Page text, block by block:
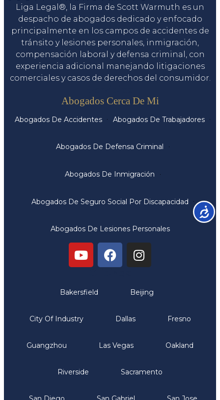
Liga Legal®, la Firma de Scott Warmuth es un
despacho de abogados dedicado y enfocado
principalmente en los campos de accidentes de
tránsito y lesiones personales, inmigración,
compensación laboral y defensa criminal, con
experiencia adicional manejando litigaciones
comerciales y casos de derechos del consumidor.
Abogados Cerca De Mi
Abogados De Accidentes Abogados De Trabajadores
Abogados De Defensa Criminal
Abogados De Inmigración
Abogados De Seguro Social Por Discapacidad
Abogados De Lesiones Personales
Bakersfield Beijing
City Of Industry Dallas Fresno
Guangzhou Las Vegas Oakland
Riverside Sacramento